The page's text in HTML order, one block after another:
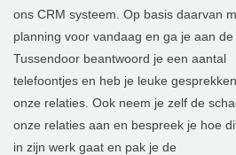
ons CRM systeem. Op basis daarvan
planning voor vandaag en ga je aan de
Tussendoor beantwoord je een aantal
telefoontjes en heb je leuke
onze relaties. Ook neem je zelf de
onze relaties aan en bespreek je hoe
in zijn werk gaat en pak je de